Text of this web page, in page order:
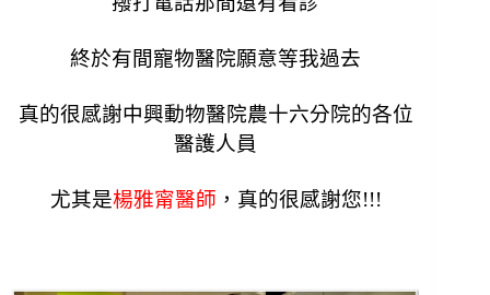
終於有間寵物醫院願意等我過去
真的很感謝中興動物醫院農十六分院的各位
醫護人員
尤其是楊雅甯醫師 ，真的很感謝您!!!